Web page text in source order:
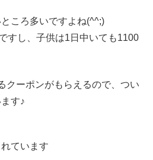
ころ多いですよね(^^;)
すし、子供は1日中いても1100
クーポンがもらえるので、つい
す♪
ています